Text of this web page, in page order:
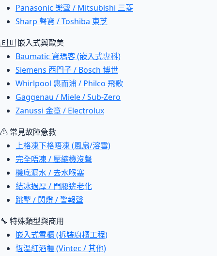
Panasonic 樂聲 / Mitsubishi 三菱
Sharp 聲寶 / Toshiba 東芝
🇪🇺 嵌入式與歐美
Baumatic 寶瑪客 (嵌入式專科)
Siemens 西門子 / Bosch 博世
Whirlpool 惠而浦 / Philco 飛歌
Gaggenau / Miele / Sub-Zero
Zanussi 金章 / Electrolux
⚠ 常見故障急救
上格凍下格唔凍 (風扇/溶雪)
完全唔凍 / 壓縮機沒聲
機底漏水 / 去水喉塞
結冰過厚 / 門膠邊老化
跳掣 / 閃燈 / 警報聲
🔧 特殊類型與商用
嵌入式雪櫃 (拆裝廚櫃工程)
恆溫紅酒櫃 (Vintec / 其他)